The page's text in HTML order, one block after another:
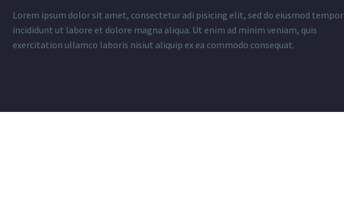
Lorem ipsum dolor sit amet, consectetur adi pisicing elit, sed do eiusmod tempor
incididunt ut labore et dolore magna aliqua. Ut enim ad minim veniam, quis
exercitation ullamco laboris nisiut aliquip ex ea commodo consequat.